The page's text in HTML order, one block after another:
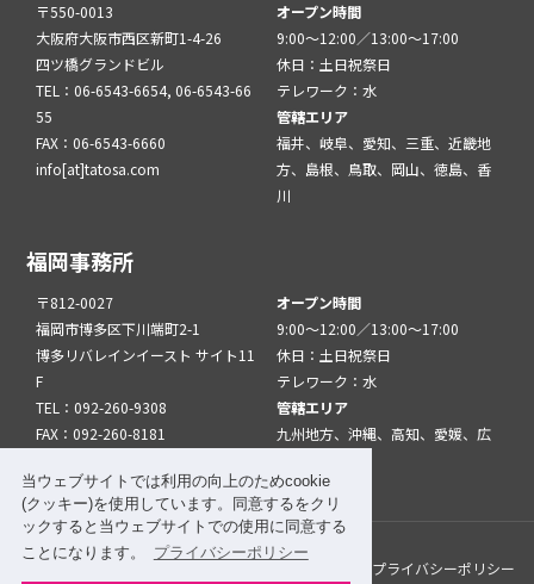
当ウェブサイトでは利用の向上のためcookie
(クッキー)を使用しています。同意するをクリ
ックすると当ウェブサイトでの使用に同意する
ことになります。
プライバシーポリシー
〒550-0013
大阪府大阪市西区新町1-4-26
四ツ橋グランドビル
TEL：06-6543-6654, 06-6543-66
55
FAX：06-6543-6660
info[at]tatosa.com
オープン時間
9:00～12:00／13:00～17:00
休日：土日祝祭日
テレワーク：水
管轄エリア
福井、岐阜、愛知、三重、近畿地
方、島根、鳥取、岡山、徳島、香
川
福岡事務所
〒812-0027
福岡市博多区下川端町2-1
博多リバレインイースト サイト11
F
TEL：092-260-9308
FAX：092-260-8181
オープン時間
9:00～12:00／13:00～17:00
休日：土日祝祭日
テレワーク：水
管轄エリア
九州地方、沖縄、高知、愛媛、広
このサイトについて プライバシーポリシー